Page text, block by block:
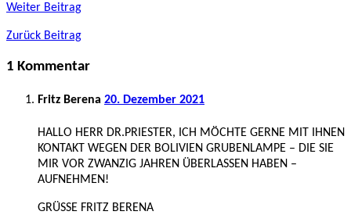
Weiter Beitrag
Zurück Beitrag
1 Kommentar
Fritz Berena 20. Dezember 2021
HALLO HERR DR.PRIESTER, ICH MÖCHTE GERNE MIT IHNEN
KONTAKT WEGEN DER BOLIVIEN GRUBENLAMPE – DIE SIE
MIR VOR ZWANZIG JAHREN ÜBERLASSEN HABEN –
AUFNEHMEN!
GRÜSSE FRITZ BERENA